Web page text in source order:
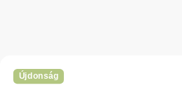
Újdonság